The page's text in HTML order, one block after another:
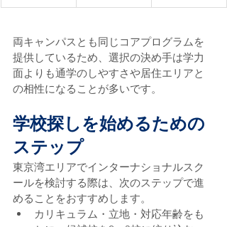
両キャンパスとも同じコアプログラムを
提供しているため、選択の決め手は学力
面よりも通学のしやすさや居住エリアと
の相性になることが多いです。
学校探しを始めるための
ステップ
東京湾エリアでインターナショナルスク
ールを検討する際は、次のステップで進
めることをおすすめします。
カリキュラム・立地・対応年齢をも